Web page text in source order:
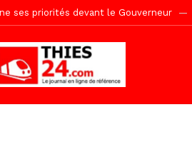
Boiro 18 heures ago
1 jour ago
Bâ Ndiéguène 1 jour ago
par la Police Nationale 1 jour ago